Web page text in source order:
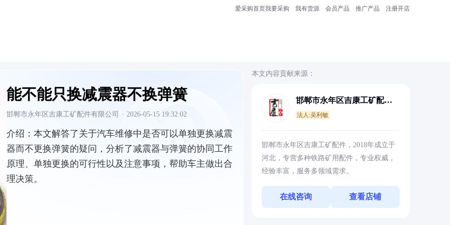
爱采购首页我要采购 我有货源 会员产品 推广产品 注册开店
能不能只换减震器不换弹簧
邯郸市永年区吉康工矿配件有限公司 · 2026-05-15 19:32:02
介绍： 本文解答了关于汽车维修中是否可以单独更换减震
器而不更换弹簧的疑问，分析了减震器与弹簧的协同工作
原理、单独更换的可行性以及注意事项，帮助车主做出合
理决策。
本文内容贡献来源：
邯郸市永年区吉康工矿配件
法人:吴利敏
邯郸市永年区吉康工矿配件，2018年成立于
河北，专营多种铁路矿用配件，专业权威，
经验丰富，服务多领域需求。
在线咨询 查看店铺